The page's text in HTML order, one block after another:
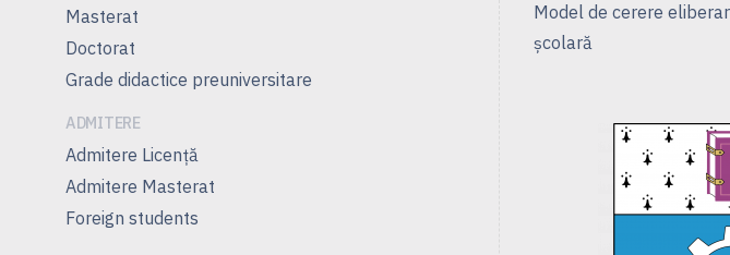
Masterat
Doctorat
Grade didactice preuniversitare
ADMITERE
Admitere Licenţă
Admitere Masterat
Foreign students
Model de cerere
școlară